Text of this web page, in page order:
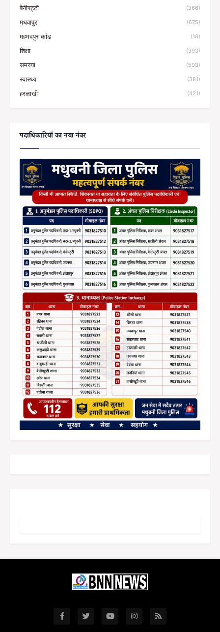
बेनीपट्टी (366)
मधवापुर (675)
महमदपुर कांड (18)
शिक्षा (393)
समस्या (593)
स्वास्थ्य (381)
हरलाखी (421)
पदाधिकारियों का नया नंबर